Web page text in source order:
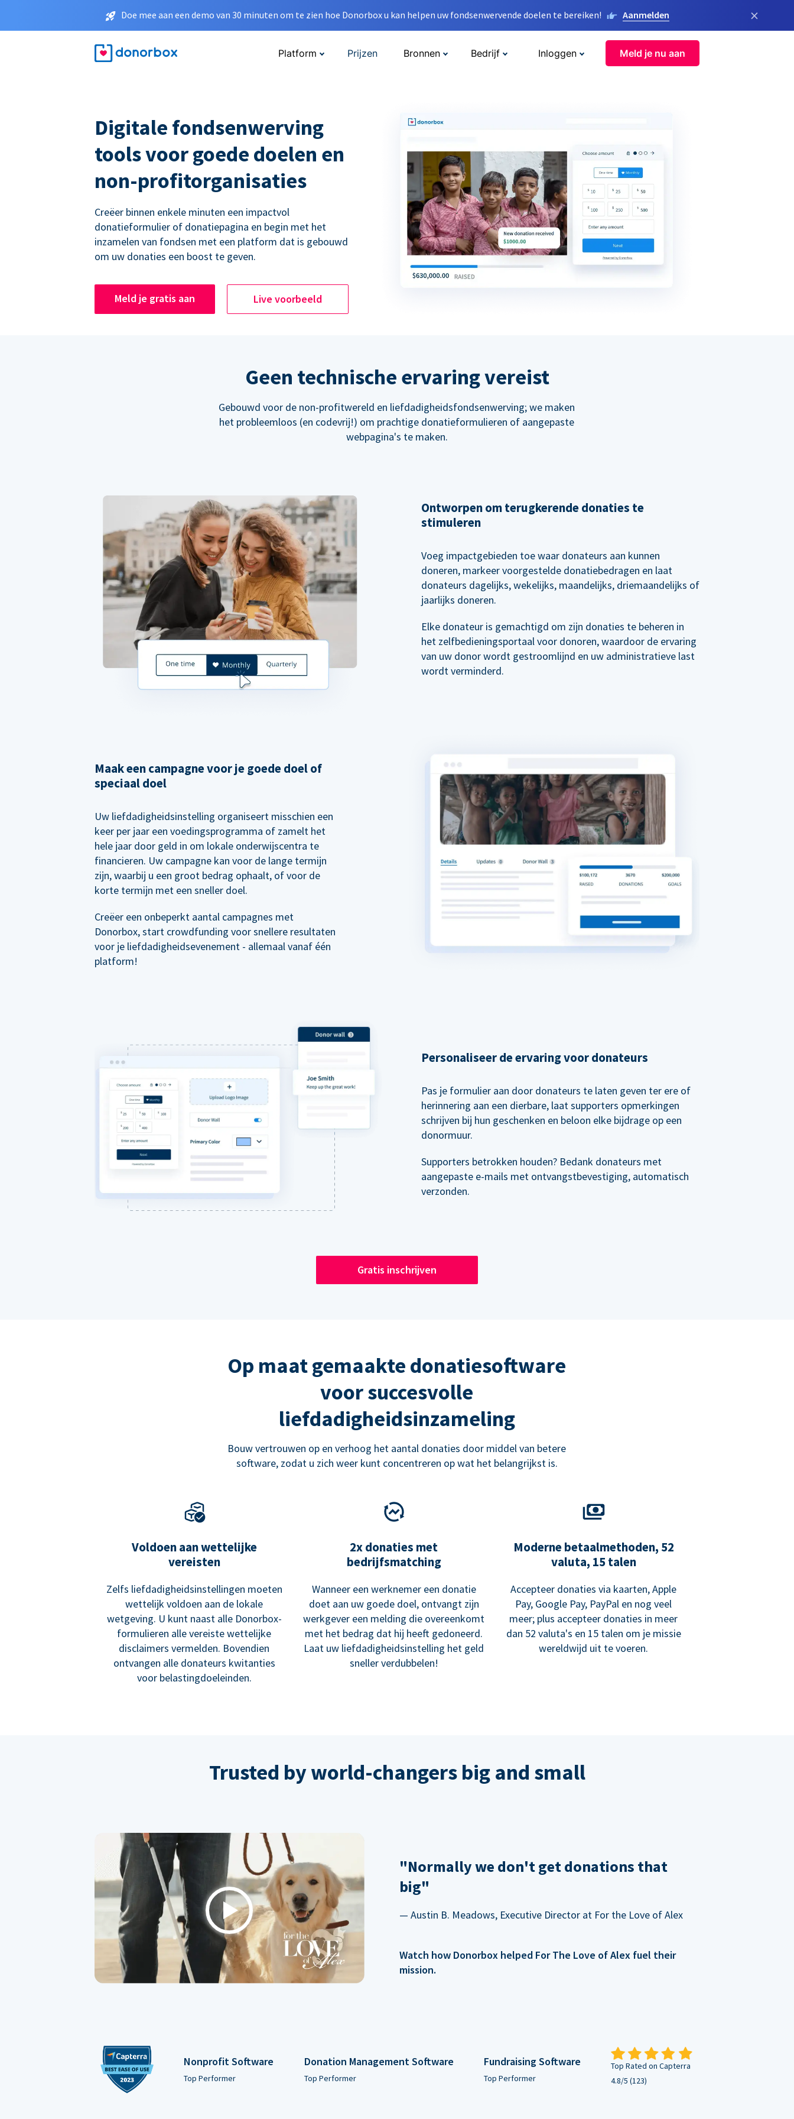
Doe mee aan een demo van 30 minuten om te zien hoe Donorbox u kan helpen uw fondsenwervende doelen te bereiken! Aanmelden ×
Platform Prijzen Bronnen Bedrijf Inloggen Meld je nu aan
Digitale fondsenwerving
tools voor goede doelen en
non-profitorganisaties
Creëer binnen enkele minuten een impactvol
donatieformulier of donatiepagina en begin met het
inzamelen van fondsen met een platform dat is gebouwd
om uw donaties een boost te geven.
Meld je gratis aan Live voorbeeld
Geen technische ervaring vereist
Gebouwd voor de non-profitwereld en liefdadigheidsfondsenwerving; we maken
het probleemloos (en codevrij!) om prachtige donatieformulieren of aangepaste
webpagina's te maken.
Ontworpen om terugkerende donaties te
stimuleren
Voeg impactgebieden toe waar donateurs aan kunnen
doneren, markeer voorgestelde donatiebedragen en laat
donateurs dagelijks, wekelijks, maandelijks, driemaandelijks of
jaarlijks doneren.
Elke donateur is gemachtigd om zijn donaties te beheren in
het zelfbedieningsportaal voor donoren, waardoor de ervaring
van uw donor wordt gestroomlijnd en uw administratieve last
wordt verminderd.
Maak een campagne voor je goede doel of
speciaal doel
Uw liefdadigheidsinstelling organiseert misschien een
keer per jaar een voedingsprogramma of zamelt het
hele jaar door geld in om lokale onderwijscentra te
financieren. Uw campagne kan voor de lange termijn
zijn, waarbij u een groot bedrag ophaalt, of voor de
korte termijn met een sneller doel.
Creëer een onbeperkt aantal campagnes met
Donorbox, start crowdfunding voor snellere resultaten
voor je liefdadigheidsevenement - allemaal vanaf één
platform!
Personaliseer de ervaring voor donateurs
Pas je formulier aan door donateurs te laten geven ter ere of
herinnering aan een dierbare, laat supporters opmerkingen
schrijven bij hun geschenken en beloon elke bijdrage op een
donormuur.
Supporters betrokken houden? Bedank donateurs met
aangepaste e-mails met ontvangstbevestiging, automatisch
verzonden.
Gratis inschrijven
Op maat gemaakte donatiesoftware
voor succesvolle
liefdadigheidsinzameling
Bouw vertrouwen op en verhoog het aantal donaties door middel van betere
software, zodat u zich weer kunt concentreren op wat het belangrijkst is.
Voldoen aan wettelijke
vereisten
Zelfs liefdadigheidsinstellingen moeten
wettelijk voldoen aan de lokale
wetgeving. U kunt naast alle Donorbox-
formulieren alle vereiste wettelijke
disclaimers vermelden. Bovendien
ontvangen alle donateurs kwitanties
voor belastingdoeleinden.
2x donaties met
bedrijfsmatching
Wanneer een werknemer een donatie
doet aan uw goede doel, ontvangt zijn
werkgever een melding die overeenkomt
met het bedrag dat hij heeft gedoneerd.
Laat uw liefdadigheidsinstelling het geld
sneller verdubbelen!
Moderne betaalmethoden, 52
valuta, 15 talen
Accepteer donaties via kaarten, Apple
Pay, Google Pay, PayPal en nog veel
meer; plus accepteer donaties in meer
dan 52 valuta's en 15 talen om je missie
wereldwijd uit te voeren.
Trusted by world-changers big and small
Play
"Normally we don't get donations that
big"
— Austin B. Meadows, Executive Director at For the Love of Alex
Watch how Donorbox helped For The Love of Alex fuel their
mission.
Nonprofit Software
Top Performer
Donation Management Software
Top Performer
Fundraising Software
Top Performer
Top Rated on Capterra
4.8/5 (123)